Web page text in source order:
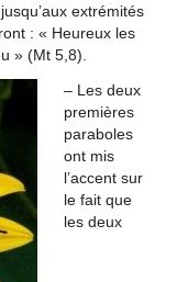
extrémités
: « Heureux les
» (Mt 5,8).
– Les deux
premières
paraboles
ont mis
l’accent sur
le fait que
les deux